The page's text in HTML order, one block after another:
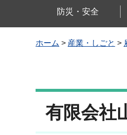
防災・安全
ホーム > 産業・しごと >
有限会社